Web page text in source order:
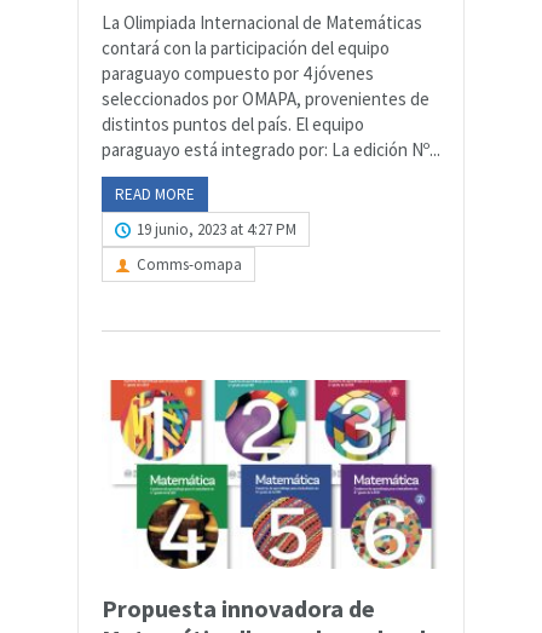
La Olimpiada Internacional de Matemáticas
contará con la participación del equipo
paraguayo compuesto por 4 jóvenes
seleccionados por OMAPA, provenientes de
distintos puntos del país. El equipo
paraguayo está integrado por: La edición Nº...
READ MORE
19 junio, 2023 at 4:27 PM
Comms-omapa
Propuesta innovadora de